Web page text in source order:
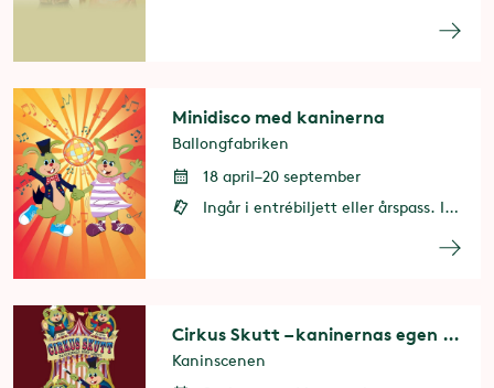
Minidisco med kaninerna
Ballongfabriken
18 april–20 september
Ingår i entrébiljett eller årspass. Ingen förbokning krävs
Cirkus Skutt – kaninernas egen cirkus
Kaninscenen